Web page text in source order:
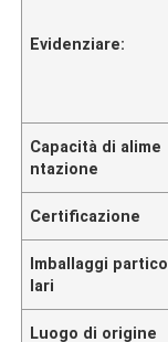
Evidenziare:
Capacità di alime
ntazione
Certificazione
Imballaggi partico
lari
Luogo di origine